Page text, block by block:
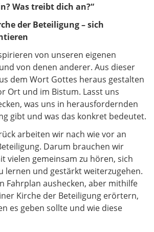
Was treibt dich an?“
der Beteiligung – sich
von unseren eigenen
von denen anderer. Aus dieser
dem Wort Gottes heraus gestalten
Ort und im Bistum. Lasst uns
was uns in herausfordernden
gibt und was das konkret bedeutet.
arbeiten wir nach wie vor an
Darum brauchen wir
vielen gemeinsam zu hören, sich
lernen und gestärkt weiterzugehen.
Fahrplan aushecken, aber mithilfe
Kirche der Beteiligung erörtern,
es geben sollte und wie diese